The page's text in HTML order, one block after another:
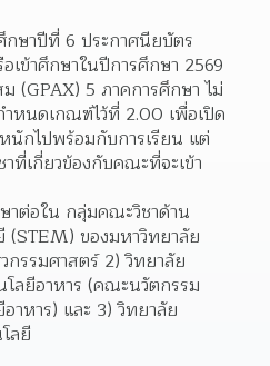
ษาปีที่ 6 ประกาศนียบัตร
ข้าศึกษาในปีการศึกษา 2569
(GPAX) 5 ภาคการศึกษา ไม่
หนดเกณฑ์ไว้ที่ 2.00 เพื่อเปิด
นักไปพร้อมกับการเรียน แต่
ที่เกี่ยวข้องกับคณะที่จะเข้า
าต่อใน กลุ่มคณะวิชาด้าน
(STEM) ของมหาวิทยาลัย
กรรมศาสตร์ 2) วิทยาลัย
โลยีอาหาร (คณะนวัตกรรม
าหาร) และ 3) วิทยาลัย
ลยี